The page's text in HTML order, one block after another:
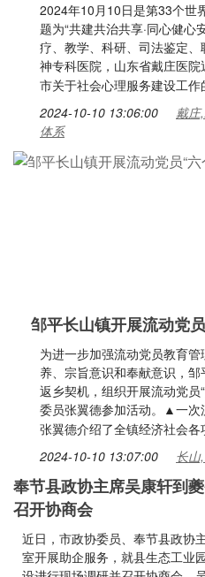
2024年10月10日是第33个世
题为“共建共治共享·同心健心
疗、教学、科研、司法鉴定
神专科医院，山东省戴庄医院
市关于社会心理服务建设工作
2024-10-10 13:06:00
戴庄
体系
邹平长山镇开展流动党
为进一步加强流动党员教育
养、宗旨意识和奉献意识，
返乡契机，组织开展流动党员
委员张翼德参加活动。▲一次
张翼德介绍了全镇经济社会
2024-10-10 13:07:00 长山
奉节县政协主席吴康轩到
召开协商会
近日，市政协委员、奉节县政协
室开展助企服务，就县生态工业